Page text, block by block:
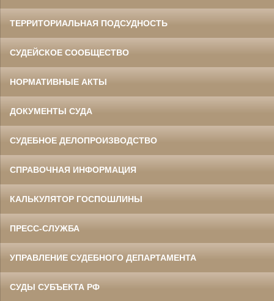
ТЕРРИТОРИАЛЬНАЯ ПОДСУДНОСТЬ
СУДЕЙСКОЕ СООБЩЕСТВО
НОРМАТИВНЫЕ АКТЫ
ДОКУМЕНТЫ СУДА
СУДЕБНОЕ ДЕЛОПРОИЗВОДСТВО
СПРАВОЧНАЯ ИНФОРМАЦИЯ
КАЛЬКУЛЯТОР ГОСПОШЛИНЫ
ПРЕСС-СЛУЖБА
УПРАВЛЕНИЕ СУДЕБНОГО ДЕПАРТАМЕНТА
СУДЫ СУБЪЕКТА РФ